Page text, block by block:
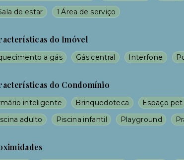
de estar
1 Área de serviço
do Imóvel
a gás Gás central Interfone
do Condomínio
inteligente Brinquedoteca Espaço pet
adulto
Piscina infantil Playground